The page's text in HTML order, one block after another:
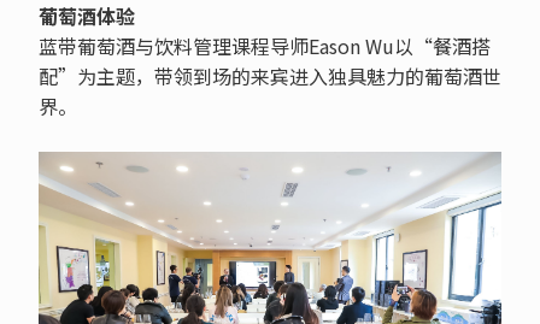
葡萄酒体验
蓝带葡萄酒与饮料管理课程导师Eason Wu以“餐酒搭
配”为主题，带领到场的来宾进入独具魅力的葡萄酒世
界。